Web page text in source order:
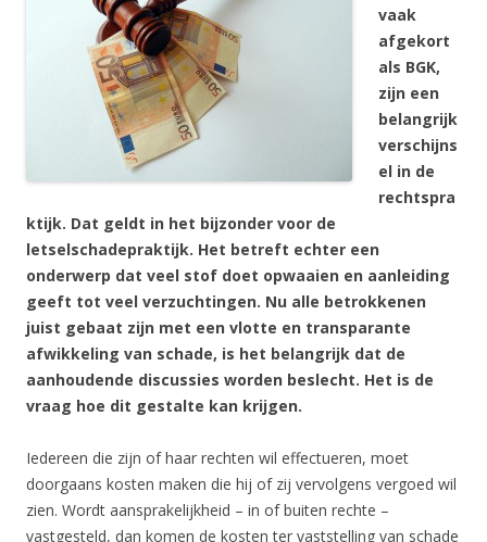
vaak
afgekort
als BGK,
zijn een
belangrijk
verschijns
el in de
rechtspra
ktijk. Dat geldt in het bijzonder voor de
letselschadepraktijk. Het betreft echter een
onderwerp dat veel stof doet opwaaien en aanleiding
geeft tot veel verzuchtingen. Nu alle betrokkenen
juist gebaat zijn met een vlotte en transparante
afwikkeling van schade, is het belangrijk dat de
aanhoudende discussies worden beslecht. Het is de
vraag hoe dit gestalte kan krijgen.
Iedereen die zijn of haar rechten wil effectueren, moet
doorgaans kosten maken die hij of zij vervolgens vergoed wil
zien. Wordt aansprakelijkheid – in of buiten rechte –
vastgesteld, dan komen de kosten ter vaststelling van schade